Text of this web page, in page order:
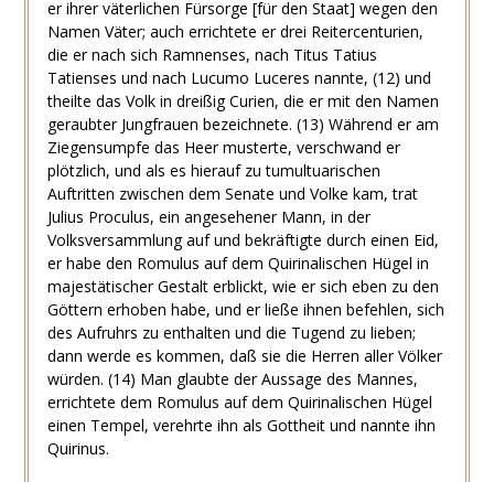
er ihrer väterlichen Fürsorge [für den Staat] wegen den
Namen Väter; auch errichtete er drei Reitercenturien,
die er nach sich Ramnenses, nach Titus Tatius
Tatienses und nach Lucumo Luceres nannte, (12) und
theilte das Volk in dreißig Curien, die er mit den Namen
geraubter Jungfrauen bezeichnete. (13) Während er am
Ziegensumpfe das Heer musterte, verschwand er
plötzlich, und als es hierauf zu tumultuarischen
Auftritten zwischen dem Senate und Volke kam, trat
Julius Proculus, ein angesehener Mann, in der
Volksversammlung auf und bekräftigte durch einen Eid,
er habe den Romulus auf dem Quirinalischen Hügel in
majestätischer Gestalt erblickt, wie er sich eben zu den
Göttern erhoben habe, und er ließe ihnen befehlen, sich
des Aufruhrs zu enthalten und die Tugend zu lieben;
dann werde es kommen, daß sie die Herren aller Völker
würden. (14) Man glaubte der Aussage des Mannes,
errichtete dem Romulus auf dem Quirinalischen Hügel
einen Tempel, verehrte ihn als Gottheit und nannte ihn
Quirinus.